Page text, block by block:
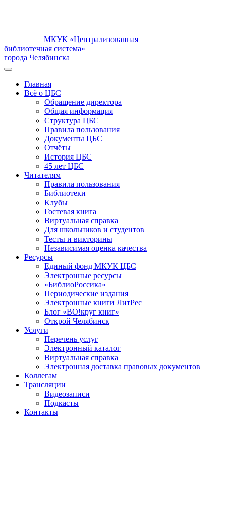
МКУК «Централизованная
библиотечная система»
города Челябинска
Главная
Всё о ЦБС
Обращение директора
Общая информация
Структура ЦБС
Правила пользования
Документы ЦБС
Отчёты
История ЦБС
45 лет ЦБС
Читателям
Правила пользования
Библиотеки
Клубы
Гостевая книга
Виртуальная справка
Для школьников и студентов
Тесты и викторины
Независимая оценка качества
Ресурсы
Единый фонд МКУК ЦБС
Электронные ресурсы
«БиблиоРоссика»
Периодические издания
Электронные книги ЛитРес
Блог «ВО!круг книг»
Открой Челябинск
Услуги
Перечень услуг
Электронный каталог
Виртуальная справка
Электронная доставка правовых документов
Коллегам
Трансляции
Видеозаписи
Подкасты
Контакты